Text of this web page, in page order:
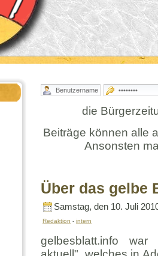
die
Beiträge können alle
Ansonsten
Über das gelbe
Samstag, den 10. Juli
Redaktion - intern
gelbesblatt.info